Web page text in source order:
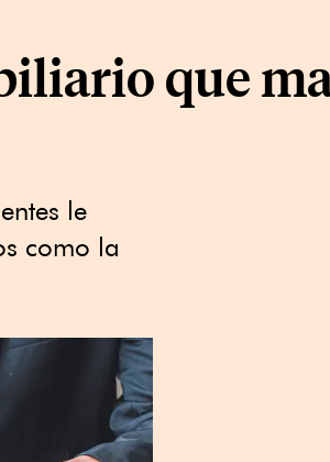
que
le
como la